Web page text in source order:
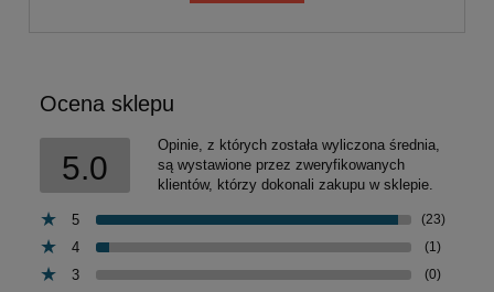
Ocena sklepu
5.0
Opinie, z których została wyliczona średnia,
są wystawione przez zweryfikowanych
klientów, którzy dokonali zakupu w sklepie.
5 (23)
4 (1)
3 (0)